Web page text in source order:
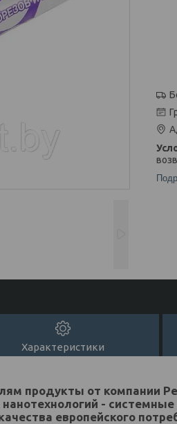
Характеристики
продукты от компании
-
европейского